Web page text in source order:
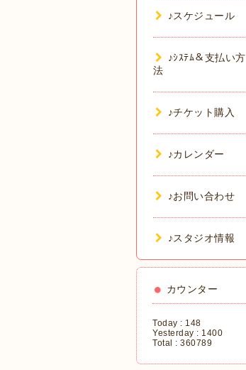
♪スケジュール
♪ｼｽﾃﾑ＆支払い方
法
♪チケット購入
♪カレンダー
♪お問い合わせ
♪スタジオ情報
カウンター
Today : 148
Yesterday : 1400
Total : 360789